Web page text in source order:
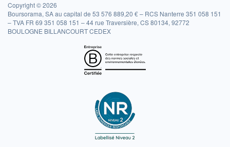
Copyright © 2026
Boursorama, SA au capital de 53 576 889,20 € – RCS Nanterre 351 058 151
– TVA FR 69 351 058 151 – 44 rue Traversière, CS 80134, 92772
BOULOGNE BILLANCOURT CEDEX